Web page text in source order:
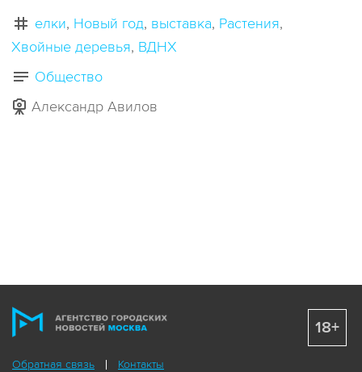
елки Новый год выставка Растения
Хвойные деревья ВДНХ
Общество
Александр Авилов
Обратная связь Контакты
18+